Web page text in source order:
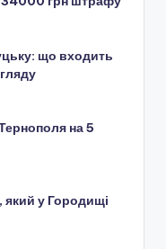
що входить
на 5
який у Городищі